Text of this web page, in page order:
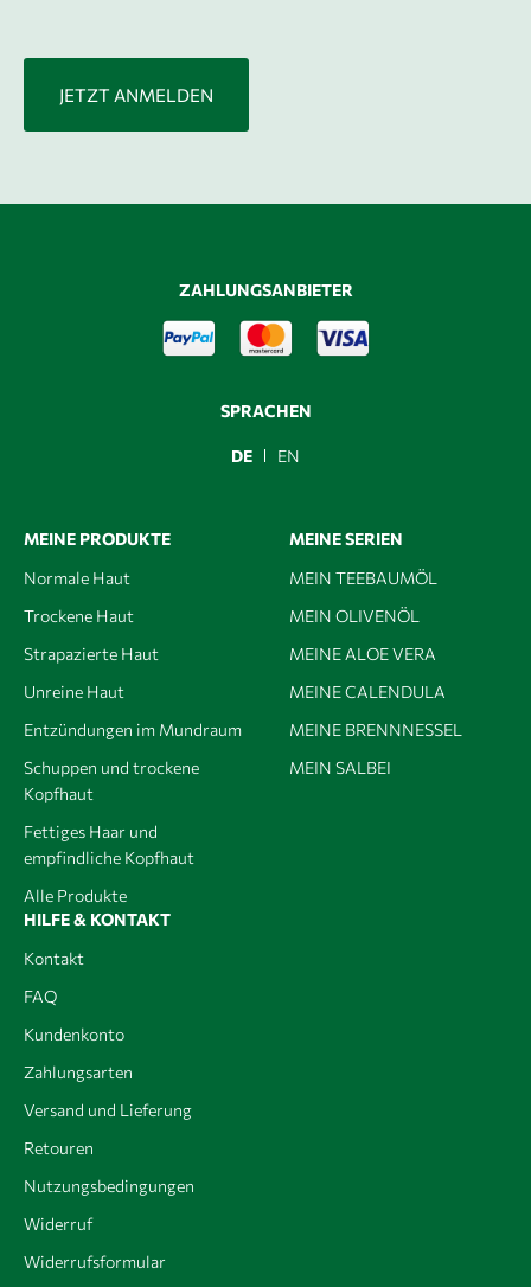
MEINE PRODUKTE
Normale Haut
Trockene Haut
Strapazierte Haut
Unreine Haut
Entzündungen im Mundraum
Schuppen und trockene
Kopfhaut
Fettiges Haar und
empfindliche Kopfhaut
Alle Produkte
MEINE SERIEN
MEIN TEEBAUMÖL
MEIN OLIVENÖL
MEINE ALOE VERA
MEINE CALENDULA
MEINE BRENNNESSEL
MEIN SALBEI
HILFE & KONTAKT
Kontakt
FAQ
Kundenkonto
Zahlungsarten
Versand und Lieferung
Retouren
Nutzungsbedingungen
Widerruf
Widerrufsformular
ZAHLUNGSANBIETER
SPRACHEN
DE EN